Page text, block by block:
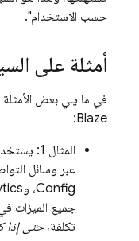
حسب الاستخدام".
أمثلة على
في ما يلي بعض
Blaze:
المثال
عبر وسائل
Config، و
جميع الميزات
تكلفة، حتى إذا